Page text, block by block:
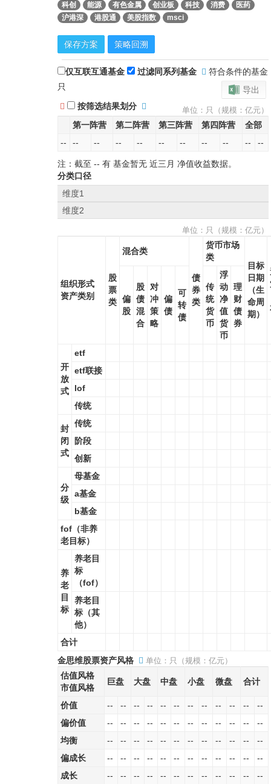
科创 能源 有色金属 创业板 科技 消费
医药
沪港深
港股通 美股指数 msci
保存方案 策略回溯
仅互联互通基金 过滤同系列基金
符合条件的基金
只
导出
按筛选结果划分
单位：只（规模：亿元）
第一阵营 第二阵营 第三阵营 第四阵营
全部
--
-- -- -- -- -- -- -- -- -- --
注：截至 -- 有 基金暂无 近三月 净值收益数据。
分类口径
维度1
维度2
单位：只（规模：亿元）
组织形式
资产类别
股
票
类
混合类
债
券
类
货币市场
类
目标
日期
（生
命周
期）
偏
股
股
债
混
合
对
冲
策
略
偏
债
可
转
债
传
统
货
币
浮
动
净
值
货
币
理
财
债
券
开
放
式
etf
etf联接
lof
传统
封
闭
式
传统
阶段
创新
分
级
母基金
a基金
b基金
fof（非养
老目标）
养
老
目
标
养老目
标
（fof）
养老目
标（其
他）
合计
金思维股票资产风格
单位：只（规模：亿元）
估值风格
市值风格
巨盘 大盘 中盘 小盘 微盘 合计
价值 -- -- -- -- -- -- -- -- -- -- --
--
偏价值
-- -- -- -- -- -- -- -- -- -- --
--
均衡
-- -- -- -- -- -- -- -- -- -- --
--
偏成长
-- -- -- -- -- -- -- -- -- -- --
--
成长
-- -- -- -- -- -- -- -- -- -- -- --